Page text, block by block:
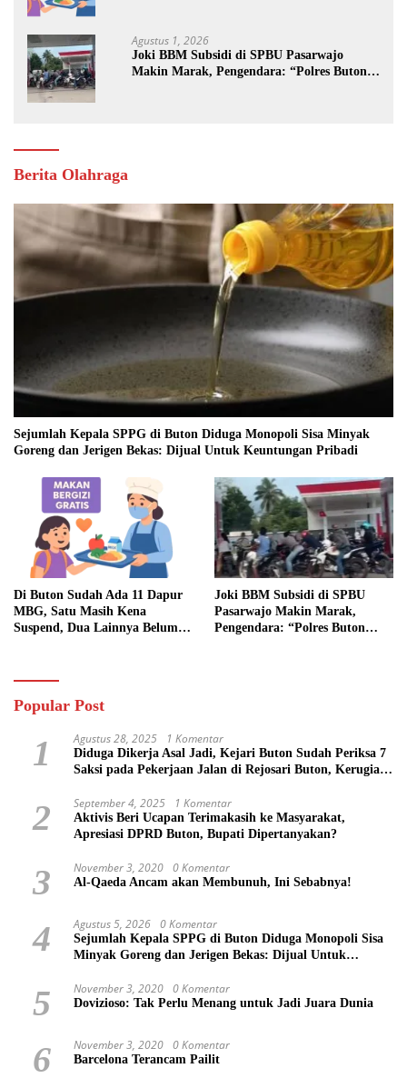
Agustus 1, 2026
Joki BBM Subsidi di SPBU Pasarwajo
Makin Marak, Pengendara: “Polres Buton
Berita Olahraga
Sejumlah Kepala SPPG di Buton Diduga Monopoli Sisa Minyak
Goreng dan Jerigen Bekas: Dijual Untuk Keuntungan Pribadi
Di Buton Sudah Ada 11 Dapur
MBG, Satu Masih Kena
Suspend, Dua Lainnya Belum
Joki BBM Subsidi di SPBU
Pasarwajo Makin Marak,
Pengendara: “Polres Buton
Popular Post
1 Agustus 28, 2025 1 Komentar
Diduga Dikerja Asal Jadi, Kejari Buton Sudah Periksa 7
Saksi pada Pekerjaan Jalan di Rejosari Buton, Kerugian
2 September 4, 2025 1 Komentar
Aktivis Beri Ucapan Terimakasih ke Masyarakat,
Apresiasi DPRD Buton, Bupati Dipertanyakan?
3 November 3, 2020 0 Komentar
Al-Qaeda Ancam akan Membunuh, Ini Sebabnya!
4 Agustus 5, 2026 0 Komentar
Sejumlah Kepala SPPG di Buton Diduga Monopoli Sisa
Minyak Goreng dan Jerigen Bekas: Dijual Untuk
5 November 3, 2020 0 Komentar
Dovizioso: Tak Perlu Menang untuk Jadi Juara Dunia
6 November 3, 2020 0 Komentar
Barcelona Terancam Pailit